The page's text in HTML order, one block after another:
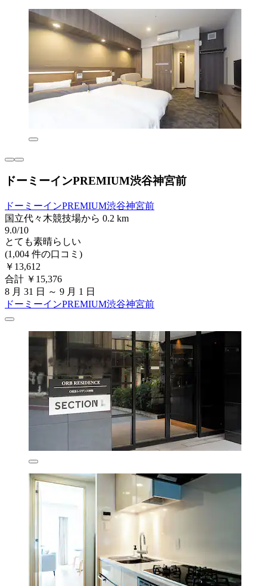
ドーミーインPREMIUM渋谷神宮前
ドーミーインPREMIUM渋谷神宮前
国立代々木競技場から 0.2 km
9.0/10
とても素晴らしい
(1,004 件の口コミ)
￥13,612
合計 ￥15,376
8 月 31 日 ～ 9 月 1 日
ドーミーインPREMIUM渋谷神宮前